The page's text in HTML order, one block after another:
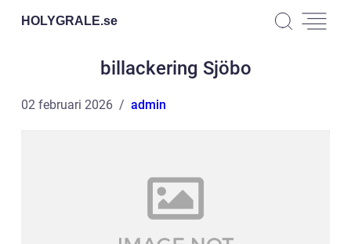
HOLYGRALE.se
billackering Sjöbo
02 februari 2026 admin